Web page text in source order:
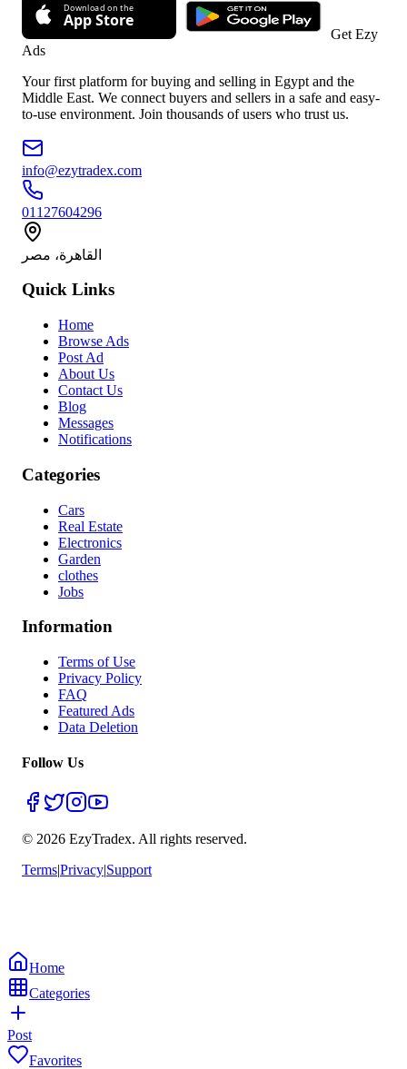
Get Ezy
Ads
Your first platform for buying and selling in Egypt and the
Middle East. We connect buyers and sellers in a safe and easy-
to-use environment. Join thousands of users who trust us.
info@ezytradex.com
01127604296
القاهرة، مصر
Quick Links
Home
Browse Ads
Post Ad
About Us
Contact Us
Blog
Messages
Notifications
Categories
Cars
Real Estate
Electronics
Garden
clothes
Jobs
Information
Terms of Use
Privacy Policy
FAQ
Featured Ads
Data Deletion
Follow Us
© 2026 EzyTradex. All rights reserved.
Terms|Privacy|Support
Home
Categories
Post
Favorites